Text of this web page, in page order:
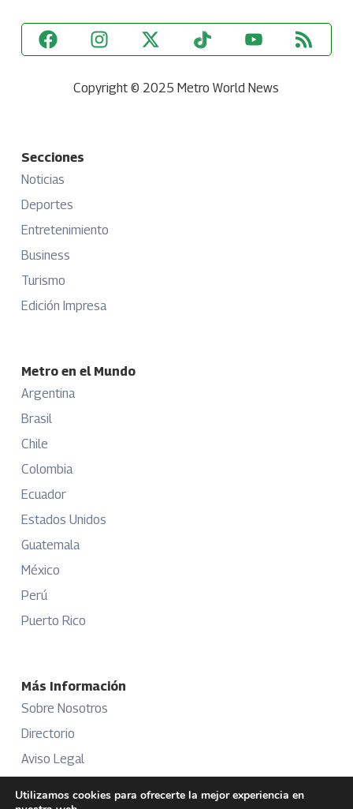
Copyright © 2025 Metro World News
Secciones
Noticias
Deportes
Entretenimiento
Business
Turismo
Edición Impresa
Metro en el Mundo
Argentina
Brasil
Chile
Colombia
Ecuador
Estados Unidos
Guatemala
México
Perú
Puerto Rico
Más Información
Sobre Nosotros
Directorio
Aviso Legal
Utilizamos cookies para ofrecerte la mejor experiencia en